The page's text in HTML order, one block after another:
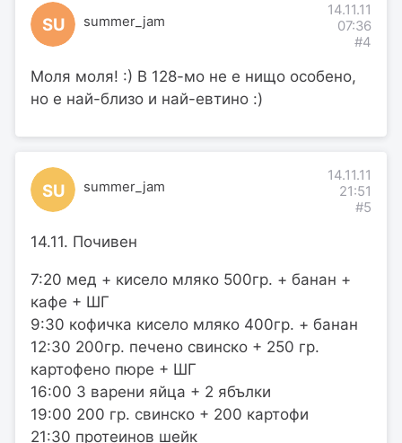
SU summer_jam
14.11.11
07:36
#4
Моля моля! :) В 128-мо не е нищо особено,
но е най-близо и най-евтино :)
SU summer_jam
14.11.11
21:51
#5
14.11. Почивен
7:20 мед + кисело мляко 500гр. + банан +
кафе + ШГ
9:30 кофичка кисело мляко 400гр. + банан
12:30 200гр. печено свинско + 250 гр.
картофено пюре + ШГ
16:00 3 варени яйца + 2 ябълки
19:00 200 гр. свинско + 200 картофи
21:30 протеинов шейк